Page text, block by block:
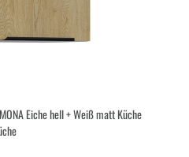
Eiche hell + Weiß matt Küche